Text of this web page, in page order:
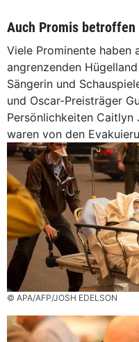
Auch Promis betroffen
Viele Prominente haben
angrenzenden
Sängerin und
und Oscar-Preisträger
Persönlichkeiten Caitlyn
waren von den
© APA/AFP/JOSH EDELSON